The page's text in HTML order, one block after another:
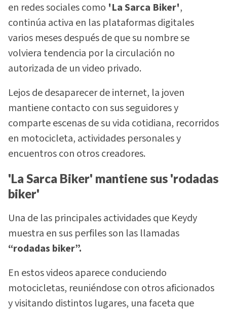
en redes sociales como 'La Sarca Biker',
continúa activa en las plataformas digitales
varios meses después de que su nombre se
volviera tendencia por la circulación no
autorizada de un video privado.
Lejos de desaparecer de internet, la joven
mantiene contacto con sus seguidores y
comparte escenas de su vida cotidiana, recorridos
en motocicleta, actividades personales y
encuentros con otros creadores.
'La Sarca Biker' mantiene sus 'rodadas
biker'
Una de las principales actividades que Keydy
muestra en sus perfiles son las llamadas
“rodadas biker”.
En estos videos aparece conduciendo
motocicletas, reuniéndose con otros aficionados
y visitando distintos lugares, una faceta que